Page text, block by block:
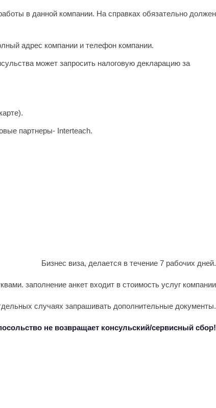
в данной компании. На справках обязательно должен
адрес компании и телефон компании.
может запросить налоговую декларацию за
партнеры- Interteach.
Бизнес виза, делается в течение 7 рабочих дней.
заполнение анкет входит в стоимость услуг компании
случаях запрашивать дополнительные документы.
не возвращает консульский/сервисный сбор!